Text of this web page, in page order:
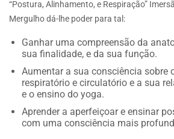
“Postura, Alinhamento, e Respiração”
Mergulho dá-lhe poder para tal:
Ganhar uma compreensão da
sua finalidade, e da sua função.
Aumentar a sua consciência sobre
respiratório e circulatório e a sua
e o ensino do yoga.
Aprender a aperfeiçoar e ensinar
com uma consciência mais